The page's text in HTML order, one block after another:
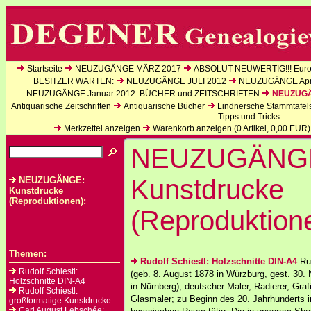
Startseite NEUZUGÄNGE MÄRZ 2017
ABSOLUT NEUWERTIG!!!
BESITZER WARTEN:
NEUZUGÄNGE JULI 2012
NEUZUGÄNGE
NEUZUGÄNGE Januar 2012: BÜCHER und ZEITSCHRIFTEN
Antiquarische Zeitschriften
Antiquarische Bücher
Lindnersche
Tipps und Tricks
Merkzettel anzeigen
Warenkorb anzeigen (0Artikel, 0,00 EUR)
NEUZUGÄNGE:
Kunstdrucke
(Reproduktionen):
Themen:
Rudolf Schiestl:
Holzschnitte DIN-A4
Rudolf Schiestl:
großformatige Kunstdrucke
Kunstdrucke
Rudolf Schiestl: Holzschnitte DIN-A4
(geb. 8. August 1878 in Würzburg, gest. 30.
in Nürnberg), deutscher Maler, Radierer,
Glasmaler; zu Beginn des 20. Jahrhunderts